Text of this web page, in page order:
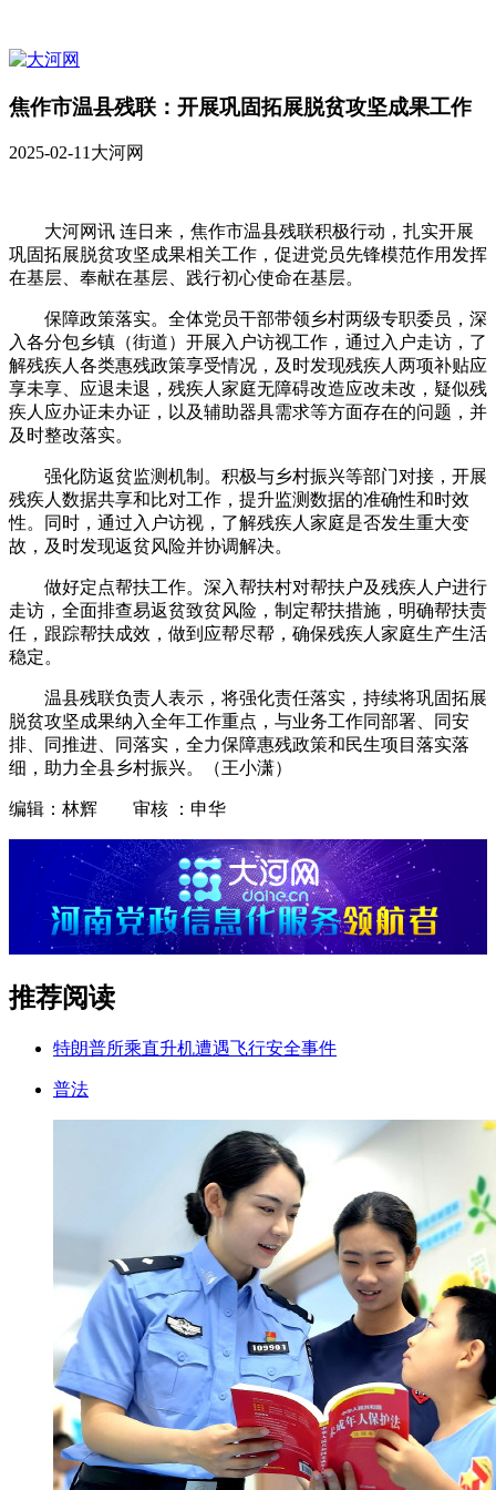
焦作市温县残联：开展巩固拓展脱贫攻坚成果工作
2025-02-11大河网
大河网讯 连日来，焦作市温县残联积极行动，扎实开展
巩固拓展脱贫攻坚成果相关工作，促进党员先锋模范作用发挥
在基层、奉献在基层、践行初心使命在基层。
保障政策落实。全体党员干部带领乡村两级专职委员，深
入各分包乡镇（街道）开展入户访视工作，通过入户走访，了
解残疾人各类惠残政策享受情况，及时发现残疾人两项补贴应
享未享、应退未退，残疾人家庭无障碍改造应改未改，疑似残
疾人应办证未办证，以及辅助器具需求等方面存在的问题，并
及时整改落实。
强化防返贫监测机制。积极与乡村振兴等部门对接，开展
残疾人数据共享和比对工作，提升监测数据的准确性和时效
性。同时，通过入户访视，了解残疾人家庭是否发生重大变
故，及时发现返贫风险并协调解决。
做好定点帮扶工作。深入帮扶村对帮扶户及残疾人户进行
走访，全面排查易返贫致贫风险，制定帮扶措施，明确帮扶责
任，跟踪帮扶成效，做到应帮尽帮，确保残疾人家庭生产生活
稳定。
温县残联负责人表示，将强化责任落实，持续将巩固拓展
脱贫攻坚成果纳入全年工作重点，与业务工作同部署、同安
排、同推进、同落实，全力保障惠残政策和民生项目落实落
细，助力全县乡村振兴。（王小潇）
编辑：林辉 审核 ：申华
推荐阅读
特朗普所乘直升机遭遇飞行安全事件
普法